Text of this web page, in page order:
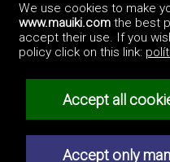
We use cookies to make
www.mauiki.comthe best
accept their use. If you
policy click on this link:
Accept all
Accept only